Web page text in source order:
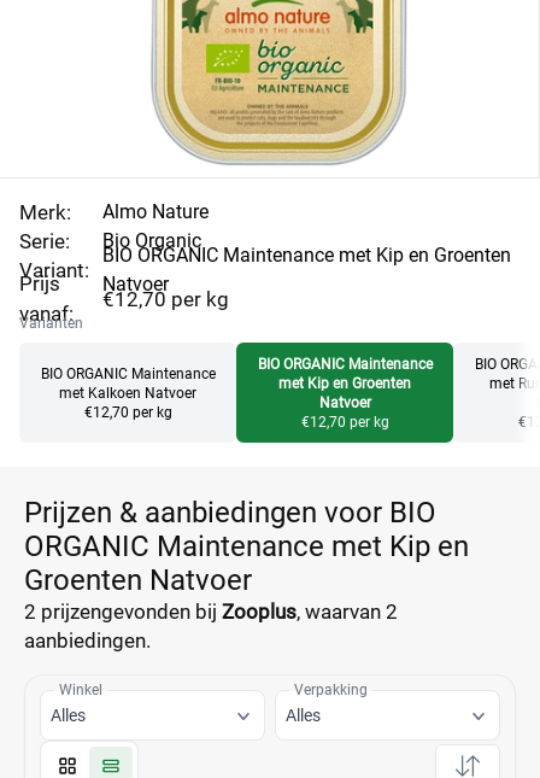
Merk:
Serie:
Variant:
Prijs
vanaf:
Almo Nature
Bio Organic
BIO ORGANIC Maintenance met Kip en Groenten
Natvoer
€12,70 per kg
Varianten
BIO ORGANIC Maintenance
met Kalkoen Natvoer
€12,70 per kg
BIO ORGANIC Maintenance
met Kip en Groenten
Natvoer
€12,70 per kg
BIO
met
Prijzen & aanbiedingen voor BIO
ORGANIC Maintenance met Kip en
Groenten Natvoer
2 prijzengevonden bij Zooplus, waarvan 2
aanbiedingen.
Winkel
Alles
Verpakking
Alles